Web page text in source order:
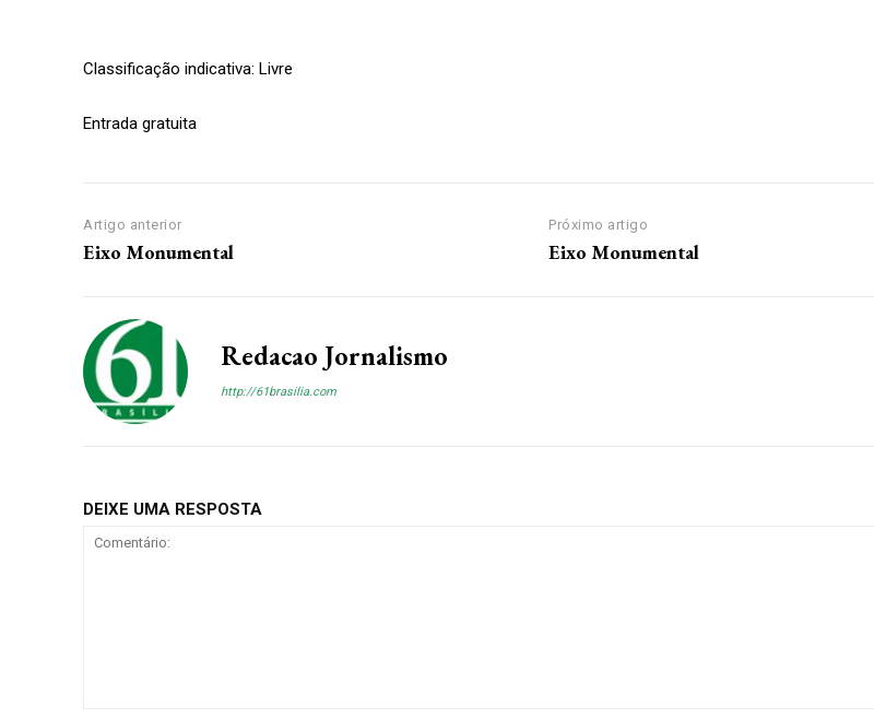
Classificação indicativa: Livre
Entrada gratuita
Artigo anterior
Eixo Monumental
Próximo artigo
Eixo Monumental
Redacao Jornalismo
http://61brasilia.com
DEIXE UMA RESPOSTA